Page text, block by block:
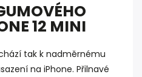
12 MINI
tak k nadměrnému
na iPhone. Přilnavé